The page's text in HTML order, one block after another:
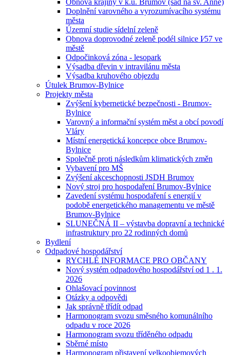
Obnova krajiny v k.ú. Brumov (sad na sv. Anně)
Doplnění varovného a vyrozumívacího systému
města
Územní studie sídelní zeleně
Obnova doprovodné zeleně podél silnice I⁄57 ve
městě
Odpočinková zóna - lesopark
Výsadba dřevin v intravilánu města
Výsadba kruhového objezdu
Útulek Brumov-Bylnice
Projekty města
Zvýšení kybernetické bezpečnosti - Brumov-
Bylnice
Varovný a informační systém měst a obcí povodí
Vláry
Místní energetická koncepce obce Brumov-
Bylnice
Společně proti následkům klimatických změn
Vybavení pro MŠ
Zvýšení akceschopnosti JSDH Brumov
Nový stroj pro hospodaření Brumov-Bylnice
Zavedení systému hospodaření s energií v
podobě energetického managementu ve městě
Brumov-Bylnice
SLUNEČNÁ II – výstavba dopravní a technické
infrastruktury pro 22 rodinných domů
Bydlení
Odpadové hospodářství
RYCHLÉ INFORMACE PRO OBČANY
Nový systém odpadového hospodářství od 1 . 1.
2026
Ohlašovací povinnost
Otázky a odpovědi
Jak správně třídít odpad
Harmonogram svozu směsného komunálního
odpadu v roce 2026
Harmonogram svozu tříděného odpadu
Sběrné místo
Harmonogram přistavení velkoobjemových